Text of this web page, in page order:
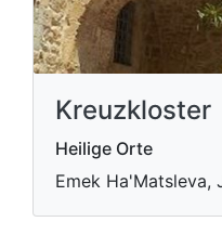
Kreuzkloster
Heilige Orte
Emek Ha'Matsleva,